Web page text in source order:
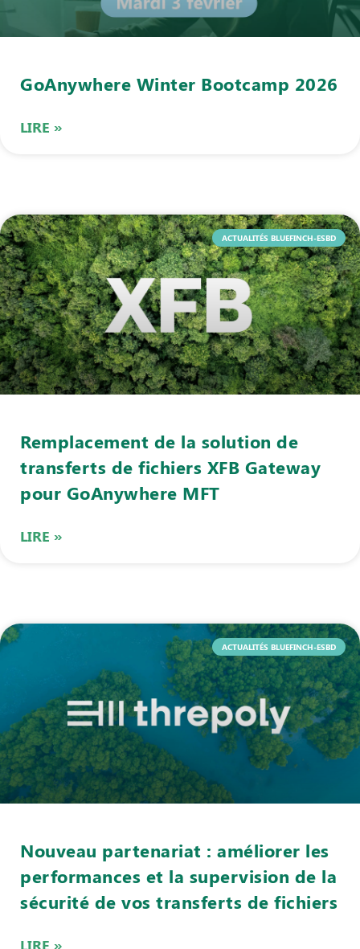
GoAnywhere Winter Bootcamp 2026
LIRE »
ACTUALITÉS BLUEFINCH-ESBD
Remplacement de la solution de
transferts de fichiers XFB Gateway
pour GoAnywhere MFT
LIRE »
ACTUALITÉS BLUEFINCH-ESBD
Nouveau partenariat : améliorer les
performances et la supervision de la
sécurité de vos transferts de fichiers
LIRE »